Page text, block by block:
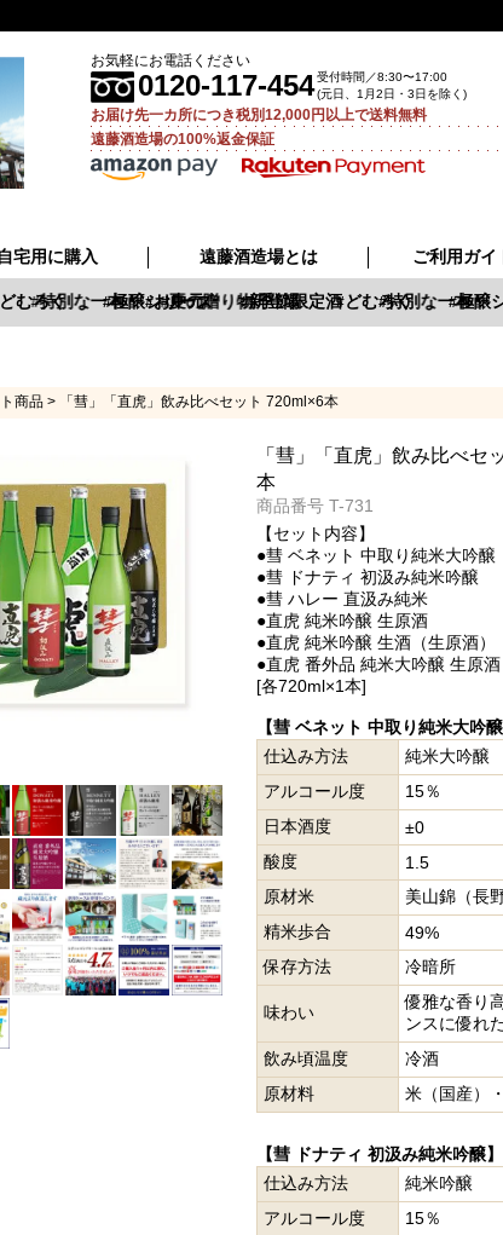
お気軽にお電話ください
0120-117-454受付時間／8:30〜17:00
(元日、1月2日・3日を除く)
お届け先一カ所につき税別12,000円以上で送料無料
遠藤酒造場の100%返金保証
宅用に購入 遠藤酒造場とは ご利用ガイ
特別な一本 夏の贈り物
むろく 極醸シリーズ 季節限定酒 特別な一本
お中元 新登場 どむろく 極醸シ
商品 「彗」「直虎」飲み比べセット 720ml×6本
「彗」「直虎」飲み比べセ
本
商品番号 T-731
【セット内容】
●彗 ベネット 中取り純米大吟醸
●彗 ドナティ 初汲み純米吟醸
●彗 ハレー 直汲み純米
●直虎 純米吟醸 生原酒
●直虎 純米吟醸 生酒（生原酒）
●直虎 番外品 純米大吟醸 生原酒
[各720ml×1本]
【彗 ベネット 中取り純米大吟醸
仕込み方法
純米大吟醸
アルコール度
15％
日本酒度
±0
酸度
1.5
原材米
美山錦（長
精米歩合
49%
保存方法
冷暗所
味わい
優雅な香り
ンスに優れ
飲み頃温度
冷酒
原材料
米（国産）
【彗 ドナティ 初汲み純米吟醸】
仕込み方法
純米吟醸
アルコール度
15％